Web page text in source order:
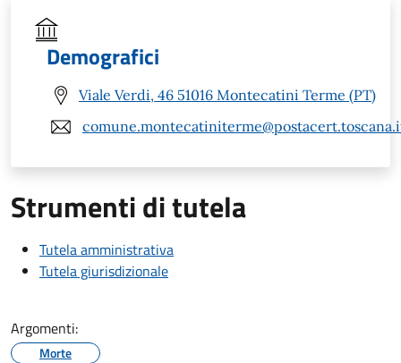
Demografici
Viale Verdi, 46 51016 Montecatini Terme (PT)
Strumenti di tutela
Tutela amministrativa
Tutela giurisdizionale
Argomenti:
Morte